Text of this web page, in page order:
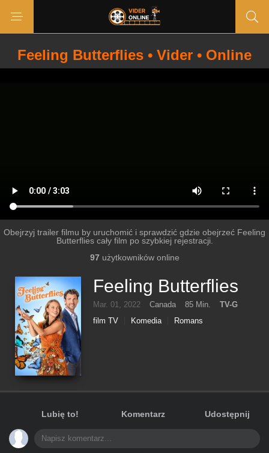
Feeling Butterflies • Vider • Online
Obejrzyj trailer filmu by uruchomić i sprawdzić gdzie obejrzeć Feeling
Butterflies cały film po szybkiej rejestracji.
97 użytkowników online
Feeling Butterflies
Mar. 01, 2022 Canada 85 Min.
TV-G
film TV
Komedia Romans
Lubię to! Komentarz Udostępnij